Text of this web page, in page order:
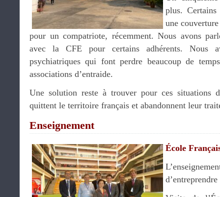
plus. Certains
une
pour un compatriote, récemment. Nous avons
avec la CFE pour certains adhérents. Nous
psychiatriques qui font perdre beaucoup de
associations d’entraide.
Une solution reste à trouver pour ces situations
quittent le territoire français et abandonnent leur
Enseignement
École
d’entreprendre